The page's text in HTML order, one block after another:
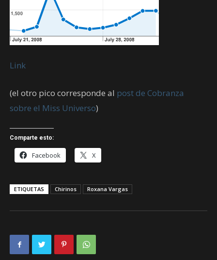
Link
(el otro pico corresponde al post de Cobranza
sobre el Miss Universo)
Comparte esto:
Facebook X
ETIQUETAS Chirinos Roxana Vargas